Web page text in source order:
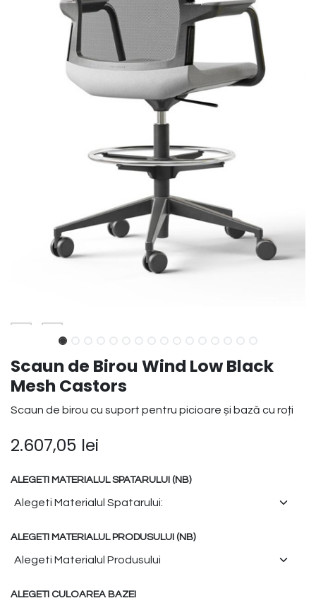
Scaun de Birou Wind Low Black
Mesh Castors
Scaun de birou cu suport pentru picioare și bază cu roți
2.607,05 lei
ALEGETI MATERIALUL SPATARULUI (NB)
ALEGETI MATERIALUL PRODUSULUI (NB)
ALEGETI CULOAREA BAZEI